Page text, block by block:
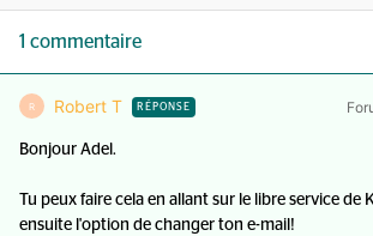
1 commentaire
R Robert T RÉPONSE
Bonjour Adel.
Tu peux faire cela en allant sur le libre service de
ensuite l'option de changer ton e-mail!